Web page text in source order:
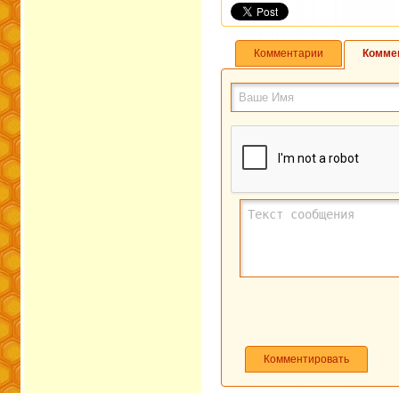
Комментарии
Комментировать